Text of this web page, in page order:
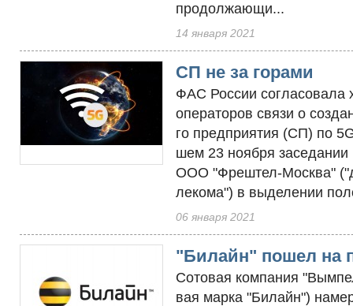
продолжающи...
14 января 2021
СП не за горами
ФАС Рос­сии сог­ла­сова­ла
опе­рато­ров свя­зи о
го пред­прия­тия (СП) по
шем 23 но­яб­ря за­седа­нии
ООО "Фреш­тел-Мос­ква"
леко­ма") в вы­деле­нии
06 января 2021
"Билайн" пошел на
Со­товая ком­па­ния
вая мар­ка "Би­лайн")